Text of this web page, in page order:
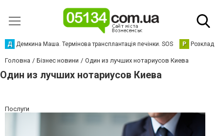
Д Демкина Маша. Термінова трансплантація печінки. SOS Р Розклад
Головна Бізнес новини Один из лучших нотариусов Киева
Один из лучших нотариусов Киева
Послуги